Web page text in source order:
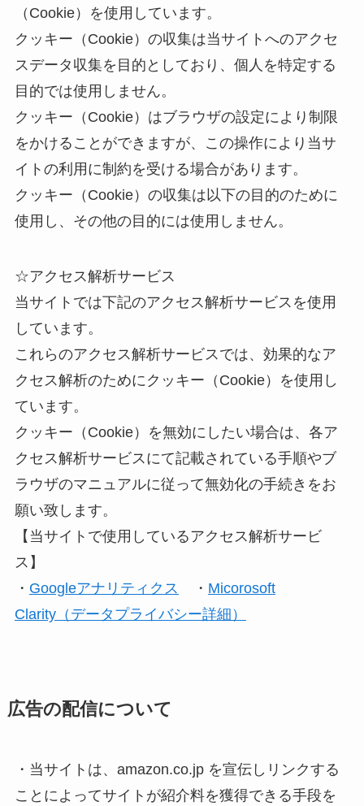
（Cookie）を使用しています。
クッキー（Cookie）の収集は当サイトへのアクセ
スデータ収集を目的としており、個人を特定する
目的では使用しません。
クッキー（Cookie）はブラウザの設定により制限
をかけることができますが、この操作により当サ
イトの利用に制約を受ける場合があります。
クッキー（Cookie）の収集は以下の目的のために
使用し、その他の目的には使用しません。
☆アクセス解析サービス
当サイトでは下記のアクセス解析サービスを使用
しています。
これらのアクセス解析サービスでは、効果的なア
クセス解析のためにクッキー（Cookie）を使用し
ています。
クッキー（Cookie）を無効にしたい場合は、各ア
クセス解析サービスにて記載されている手順やブ
ラウザのマニュアルに従って無効化の手続きをお
願い致します。
【当サイトで使用しているアクセス解析サービ
ス】
・ Googleアナリティクス ・ Micorosoft
Clarity（データプライバシー詳細）
広告の配信について
・当サイトは、amazon.co.jp を宣伝しリンクする
ことによってサイトが紹介料を獲得できる手段を